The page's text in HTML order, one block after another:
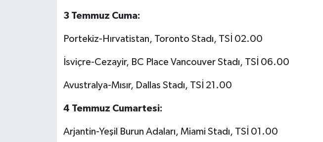
3 Temmuz Cuma:
Portekiz-Hırvatistan, Toronto Stadı, TSİ 02.00
İsviçre-Cezayir, BC Place Vancouver Stadı, TSİ 06.00
Avustralya-Mısır, Dallas Stadı, TSİ 21.00
4 Temmuz Cumartesi:
Arjantin-Yeşil Burun Adaları, Miami Stadı, TSİ 01.00